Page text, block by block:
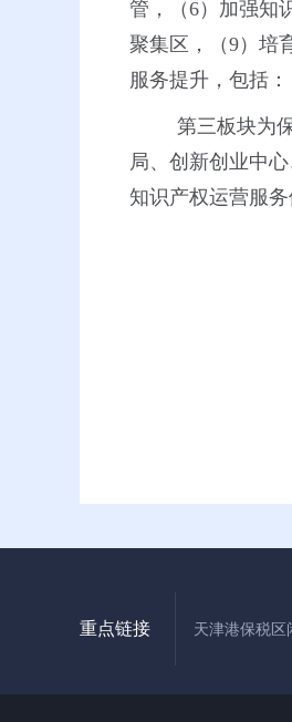
管，（6）加强知
聚集区，（9）培
服务提升，包括
第三板块为
局、创新创业中
知识产权运营服
重点链接 天津港保税区